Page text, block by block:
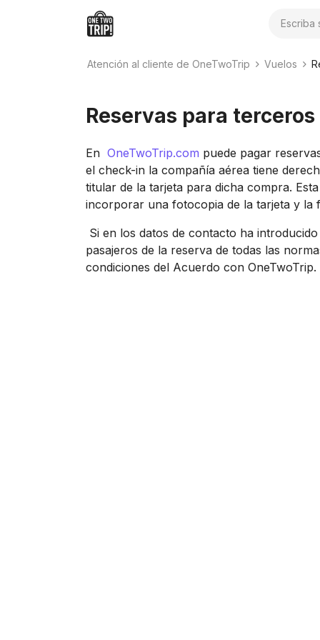
Buscar
Atención al cliente de OneTwoTrip Vuelos
Reservas para terceros
En OneTwoTrip.com puede pagar
el check-in la compañía aérea tiene
titular de la tarjeta para dicha compra.
incorporar una fotocopia de la tarjeta y la
Si en los datos de contacto ha
pasajeros de la reserva de todas las
condiciones del Acuerdo con OneTwoTrip.